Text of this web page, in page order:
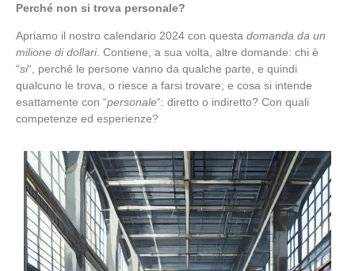
Perché non si trova personale?
Apriamo il nostro calendario 2024 con questa domanda da un
milione di dollari. Contiene, a sua volta, altre domande: chi è
“si“, perché le persone vanno da qualche parte, e quindi
qualcuno le trova, o riesce a farsi trovare; e cosa si intende
esattamente con “personale“: diretto o indiretto? Con quali
competenze ed esperienze?